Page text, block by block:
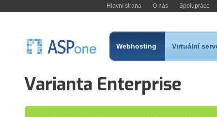
Hlavní strana O nás Spolupráce
Webhosting Virtuální
Varianta Enterprise